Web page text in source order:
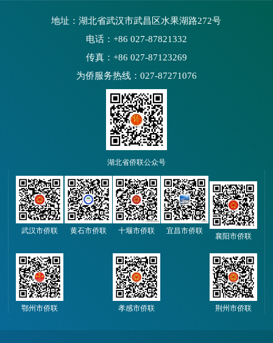
地址：湖北省武汉市武昌区水果湖路272号
电话：+86 027-87821332
传真：+86 027-87123269
为侨服务热线：027-87271076
湖北省侨联公众号
武汉市侨联 黄石市侨联 十堰市侨联 宜昌市侨联
襄阳市侨联
鄂州市侨联 孝感市侨联 荆州市侨联